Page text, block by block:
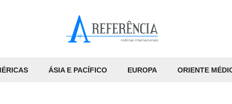
ÁSIA E PACÍFICO EUROPA ORIENTE